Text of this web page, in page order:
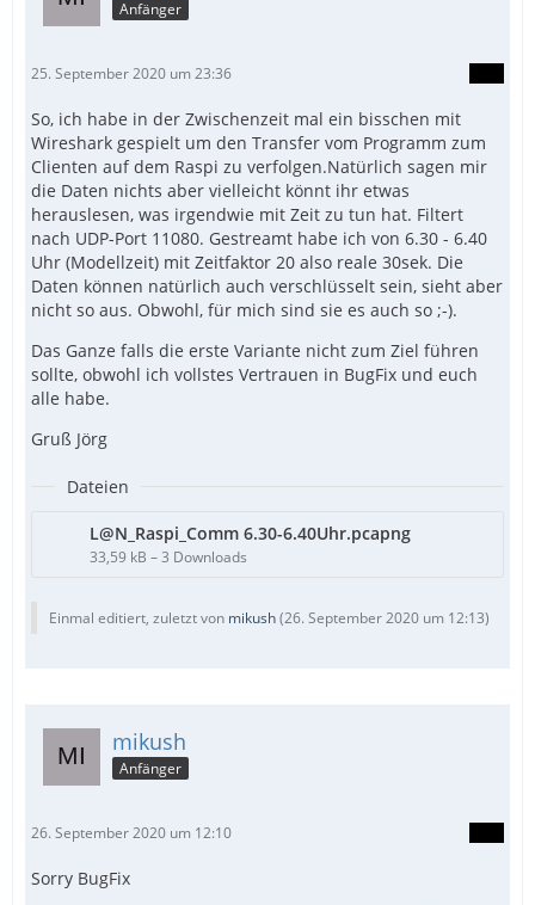
Anfänger
25. September 2020 um 23:36
So, ich habe in der Zwischenzeit mal ein bisschen mit
Wireshark gespielt um den Transfer vom Programm zum
Clienten auf dem Raspi zu verfolgen.Natürlich sagen mir
die Daten nichts aber vielleicht könnt ihr etwas
herauslesen, was irgendwie mit Zeit zu tun hat. Filtert
nach UDP-Port 11080. Gestreamt habe ich von 6.30 - 6.40
Uhr (Modellzeit) mit Zeitfaktor 20 also reale 30sek. Die
Daten können natürlich auch verschlüsselt sein, sieht aber
nicht so aus. Obwohl, für mich sind sie es auch so ;-).
Das Ganze falls die erste Variante nicht zum Ziel führen
sollte, obwohl ich vollstes Vertrauen in BugFix und euch
alle habe.
Gruß Jörg
Dateien
L@N_Raspi_Comm 6.30-6.40Uhr.pcapng
33,59 kB – 3 Downloads
Einmal editiert, zuletzt von mikush(26. September 2020 um 12:13)
mikush
Anfänger
26. September 2020 um 12:10
Sorry BugFix